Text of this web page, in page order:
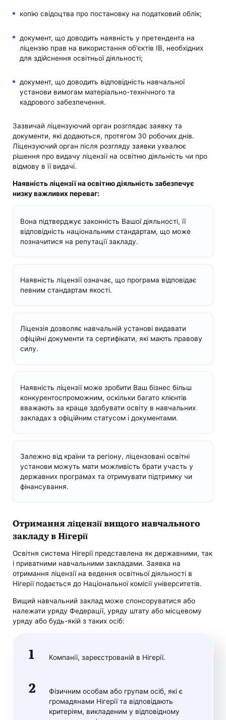
копію свідоцтва про постановку на податковий облік;
документ, що доводить наявність у претендента на
ліцензію прав на використання об'єктів ІВ, необхідних
для здійснення освітньої діяльності;
документ, що доводить відповідність навчальної
установи вимогам матеріально-технічного та
кадрового забезпечення.
Зазвичай ліцензуючий орган розглядає заявку та
документи, які додаються, протягом 30 робочих днів.
Ліцензуючий орган після розгляду заявки ухвалює
рішення про видачу ліцензії на освітню діяльність чи про
відмову в її видачі.
Наявність ліцензії на освітню діяльність забезпечує
низку важливих переваг:
Вона підтверджує законність Вашої діяльності, її
відповідність національним стандартам, що може
позначитися на репутації закладу.
Наявність ліцензії означає, що програма відповідає
певним стандартам якості.
Ліцензія дозволяє навчальній установі видавати
офіційні документи та сертифікати, які мають правову
силу.
Наявність ліцензії може зробити Ваш бізнес більш
конкурентоспроможним, оскільки багато клієнтів
вважають за краще здобувати освіту в навчальних
закладах з офіційним статусом і документами.
Залежно від країни та регіону, ліцензовані освітні
установи можуть мати можливість брати участь у
державних програмах та отримувати підтримку чи
фінансування.
Отримання ліцензії вищого навчального
закладу в Нігерії
Освітня система Нігерії представлена як державними, так
і приватними навчальними закладами. Заявка на
отримання ліцензії на ведення освітньої діяльності в
Нігерії подається до Національної комісії університетів.
Вищий навчальний заклад може спонсоруватися або
належати уряду Федерації, уряду штату або місцевому
уряду або будь-якій з таких осіб:
Компанії, зареєстрованій в Нігерії.
Фізичним особам або групам осіб, які є
громадянами Нігерії та відповідають
критеріям, викладеним у відповідному